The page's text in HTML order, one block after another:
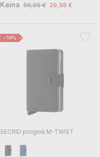
Kaina 59,95 € 29,98 €
−14%
SECRID piniginė M-TWIST